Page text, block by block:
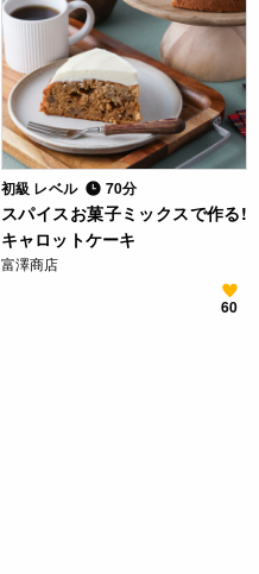
初級 レベル 70分
スパイスお菓子ミックスで作る!
キャロットケーキ
富澤商店
60